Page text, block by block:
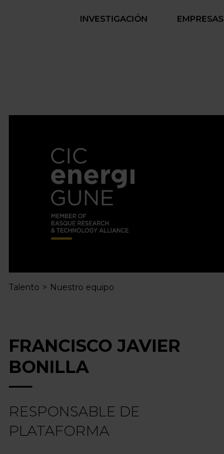
INVESTIGACIÓN EMPRESAS
Talento Nuestro equipo
FRANCISCO JAVIER
BONILLA
RESPONSABLE DE
PLATAFORMA